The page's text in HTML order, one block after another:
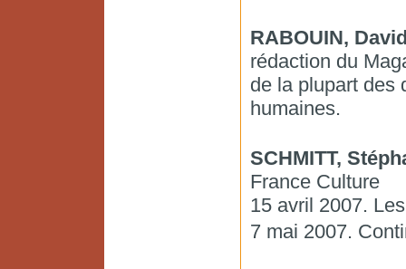
RABOUIN,
rédaction du
de la plupart des
humaines.
SCHMITT,
France Culture
15 avril 2007.
7 mai 2007.